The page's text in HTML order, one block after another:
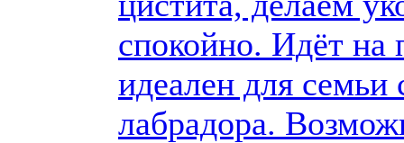
спокойно. Идёт на
идеален для
лабрадора.